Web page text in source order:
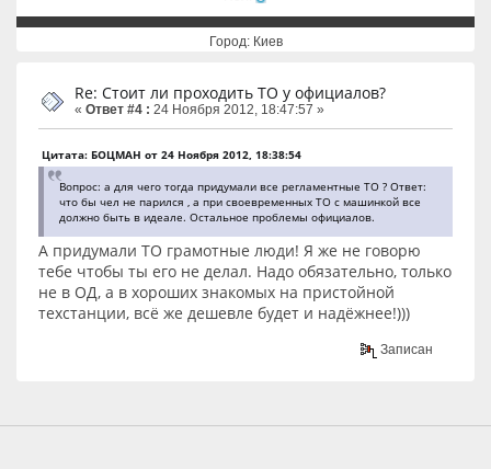
Город: Киев
Re: Стоит ли проходить ТО у официалов?
« Ответ #4 : 24 Ноября 2012, 18:47:57 »
Цитата: БОЦМАН от 24 Ноября 2012, 18:38:54
Вопрос: а для чего тогда придумали все регламентные ТО ? Ответ:
что бы чел не парился , а при своевременных ТО с машинкой все
должно быть в идеале. Остальное проблемы официалов.
А придумали ТО грамотные люди! Я же не говорю
тебе чтобы ты его не делал. Надо обязательно, только
не в ОД, а в хороших знакомых на пристойной
техстанции, всё же дешевле будет и надёжнее!)))
Записан